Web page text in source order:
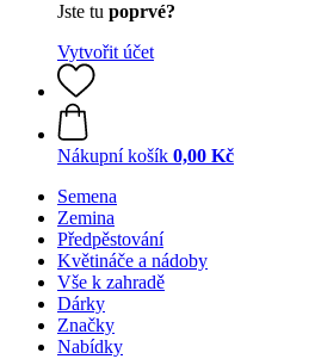
Jste tu poprvé?
Vytvořit účet
Nákupní košík 0,00 Kč
Semena
Zemina
Předpěstování
Květináče a nádoby
Vše k zahradě
Dárky
Značky
Nabídky